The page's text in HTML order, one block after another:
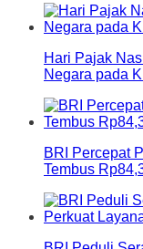
Hari Pajak
Negara pada
BRI Percepat
Tembus